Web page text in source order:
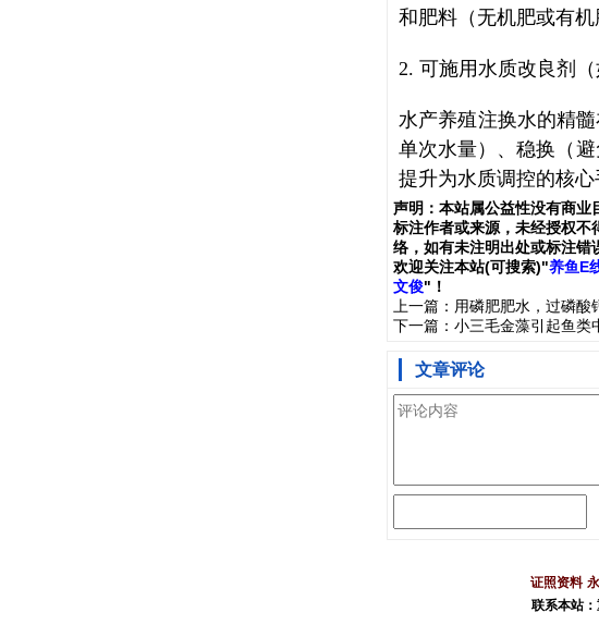
和肥料（无机肥或有机
2. 可施用水质改良剂
水产养殖注换水的精
单次水量）、稳换（
提升为水质调控的核心
声明： 本站属公益性没有商业
标注作者或来源，未经授权不
络，如有未注明出处或标注错
欢迎关注本站(可搜索)"养鱼E
文俊"！
上一篇： 用磷肥肥水，过磷酸
下一篇： 小三毛金藻引起鱼类
文章评论
证照资料
联系本站：